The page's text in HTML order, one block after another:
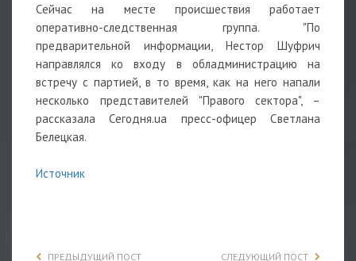
Сейчас на месте происшествия работает
оперативно-следственная группа. "По
предварительной информации, Нестор Шуфрич
направлялся ко входу в обладминистрацию на
встречу с партией, в то время, как на него напали
несколько представителей "Правого сектора", –
рассказала Сегодня.ua пресс-офицер Светлана
Белецкая.
Источник
ПРЕДЫДУЩИЙ ПОСТ СЛЕДУЮЩИЙ ПОСТ